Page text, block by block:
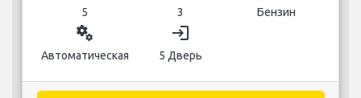
5 3 Бензин
miscellaneous_services
Автоматическая
login
5 Дверь